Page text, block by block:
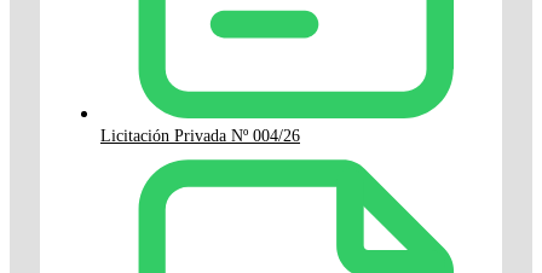
Licitación Privada Nº 004/26